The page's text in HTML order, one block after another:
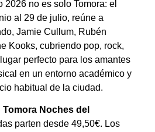
2026 no es solo Tomora: el
al 29 de julio, reúne a
Jamie Cullum, Rubén
Kooks, cubriendo pop, rock,
perfecto para los amantes
en un entorno académico y
habitual de la ciudad.
Noches del
parten desde 49,50€. Los